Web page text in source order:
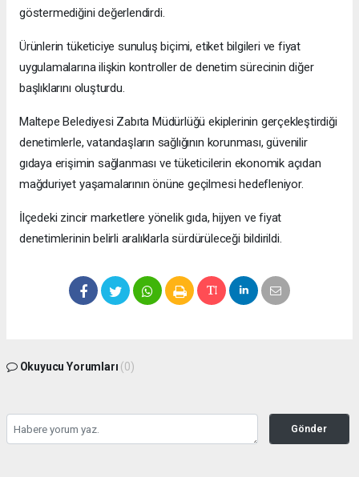
göstermediğini değerlendirdi.
Ürünlerin tüketiciye sunuluş biçimi, etiket bilgileri ve fiyat
uygulamalarına ilişkin kontroller de denetim sürecinin diğer
başlıklarını oluşturdu.
Maltepe Belediyesi Zabıta Müdürlüğü ekiplerinin gerçekleştirdiği
denetimlerle, vatandaşların sağlığının korunması, güvenilir
gıdaya erişimin sağlanması ve tüketicilerin ekonomik açıdan
mağduriyet yaşamalarının önüne geçilmesi hedefleniyor.
İlçedeki zincir marketlere yönelik gıda, hijyen ve fiyat
denetimlerinin belirli aralıklarla sürdürüleceği bildirildi.
Okuyucu Yorumları (0)
Gönder